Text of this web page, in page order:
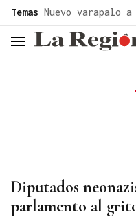
Temas Nuevo varapalo a
header.menu.open
Diputados
parlamento al